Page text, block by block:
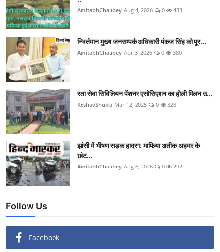
AmitabhChaubey Aug 4, 2026 0 433
निवर्तमान मुख्य जनसम्पर्क अधिकारी पंकज सिंह को पूर...
AmitabhChaubey Apr 3, 2026 0 380
रक्षा सेवा सिविलियन पेंशनर एसोसिएशन का होली मिलन उ...
KeshavShukla Mar 12, 2025 0 328
झांसी में भीषण सड़क हादसा: माफिया अतीक अहमद के
छोट...
AmitabhChaubey Aug 6, 2026 0 292
Follow Us
Facebook